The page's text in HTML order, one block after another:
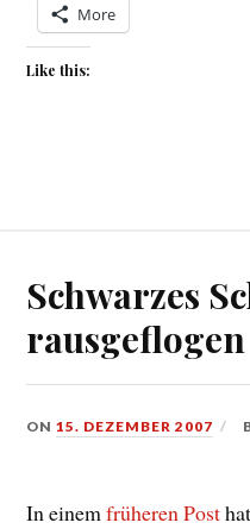
More
Like this:
Schwarzes
rausgeflogen
ON15. DEZEMBER 2007
In einemfrüheren Post